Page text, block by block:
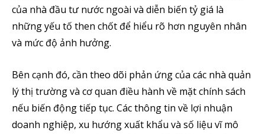
Tôi đã đọc và chấp nhận vớiPrivacy Policy.
Theo Dõi Chúng Tôi
5,320
Fans
2,500
Followers
58,000
Subscribers
của nhà đầu tư nước ngoài và diễn biến tỷ giá là
những yếu tố then chốt để hiểu rõ hơn nguyên nhân
và mức độ ảnh hưởng.
Bên cạnh đó, cần theo dõi phản ứng của các nhà quản
lý thị trường và cơ quan điều hành về mặt chính sách
nếu biến động tiếp tục. Các thông tin về lợi nhuận
doanh nghiệp, xu hướng xuất khẩu và số liệu vĩ mô